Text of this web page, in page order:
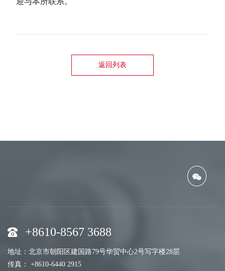
返回列表
+8610-8567 3688
地址：北京市朝阳区建国路79号华贸中心2号写字楼28层
传真： +8610-6440 2915